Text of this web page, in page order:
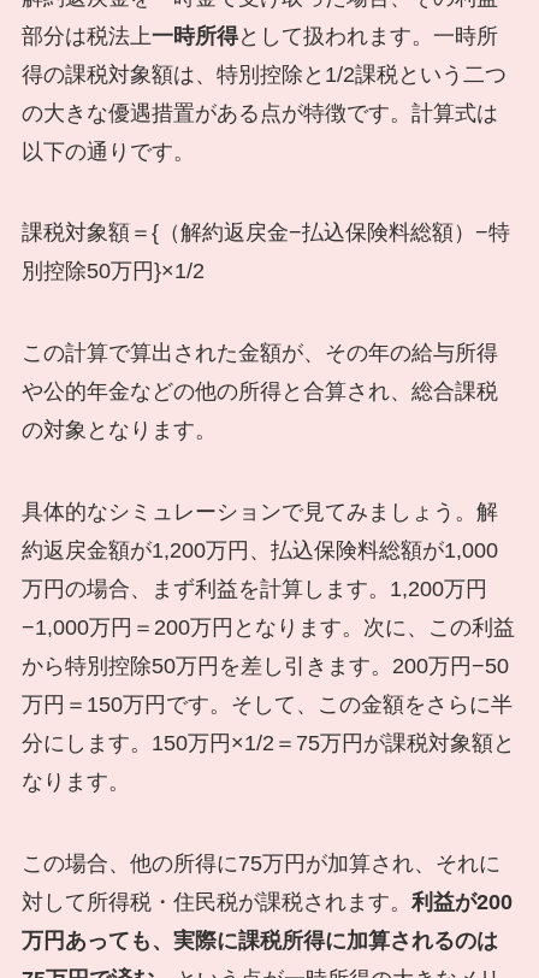
部分は税法上一時所得として扱われます。一時所
得の課税対象額は、特別控除と1/2課税という二つ
の大きな優遇措置がある点が特徴です。計算式は
以下の通りです。
課税対象額＝{（解約返戻金−払込保険料総額）−特
別控除50万円}×1/2
この計算で算出された金額が、その年の給与所得
や公的年金などの他の所得と合算され、総合課税
の対象となります。
具体的なシミュレーションで見てみましょう。解
約返戻金額が1,200万円、払込保険料総額が1,000
万円の場合、まず利益を計算します。1,200万円
−1,000万円＝200万円となります。次に、この利益
から特別控除50万円を差し引きます。200万円−50
万円＝150万円です。そして、この金額をさらに半
分にします。150万円×1/2＝75万円が課税対象額と
なります。
この場合、他の所得に75万円が加算され、それに
対して所得税・住民税が課税されます。 利益が200
万円あっても、実際に課税所得に加算されるのは